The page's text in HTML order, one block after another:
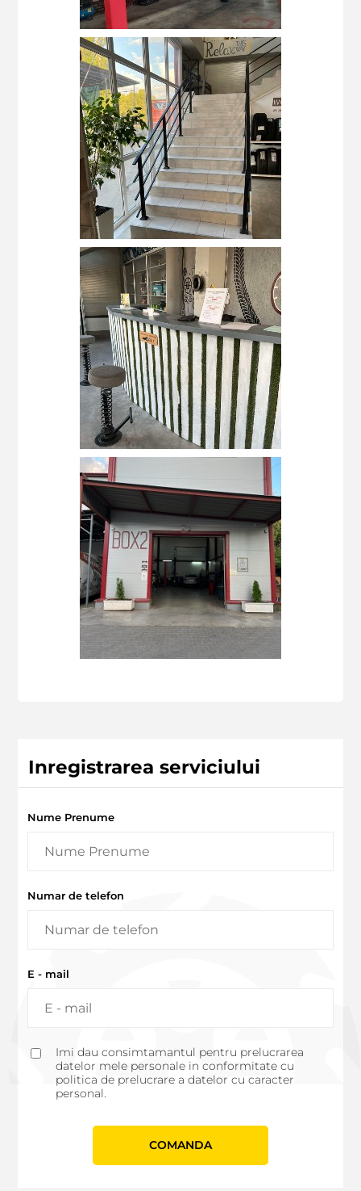
Inregistrarea serviciului
Nume Prenume
Numar de telefon
E - mail
Imi dau consimtamantul pentru prelucrarea
datelor mele personale in conformitate cu
politica de prelucrare a datelor cu caracter
personal.
СOMANDA